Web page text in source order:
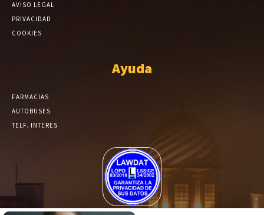
AVISO LEGAL
PRIVACIDAD
COOKIES
Ayuda
FARMACIAS
AUTOBUSES
TELF. INTERES